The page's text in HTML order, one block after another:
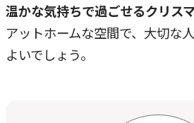
温かな気持ちで過ごせるクリス
アットホームな空間で、大切な
よいでしょう。